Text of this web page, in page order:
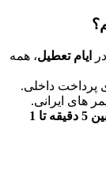
ایام تعطیل، همه
پرداخت داخلی.
های ایرانی.
بین 5 دقیقه تا 1